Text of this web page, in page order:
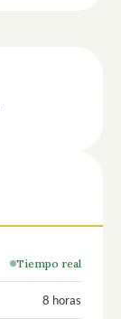
Tiempo real
8 horas